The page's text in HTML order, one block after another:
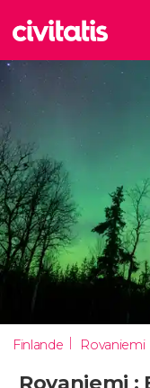
Finlande Rovaniemi
Rovaniemi :